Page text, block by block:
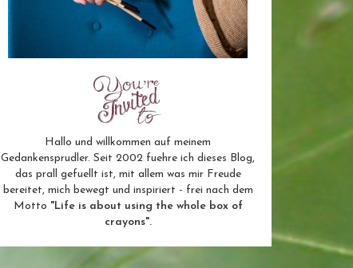
Hallo und willkommen auf meinem
Gedankensprudler. Seit 2002 fuehre ich dieses Blog,
das prall gefuellt ist, mit allem was mir Freude
bereitet, mich bewegt und inspiriert - frei nach dem
Motto "Life is about using the whole box of
crayons".